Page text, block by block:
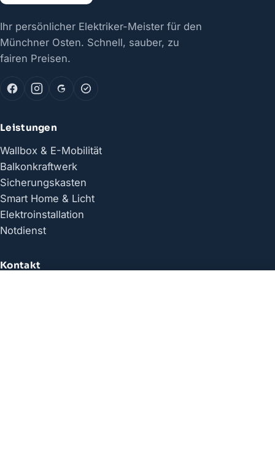
Ihr persönlicher Elektriker-Meister für den
Münchner Osten. Schnell, sauber, zu
fairen Preisen.
Leistungen
Wallbox & E-Mobilität
Balkonkraftwerk
Sicherungskasten
Smart Home & Licht
Elektroinstallation
Notdienst
Kontakt